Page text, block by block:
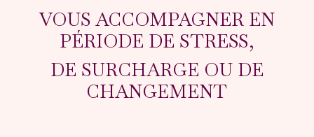
VOUS ACCOMPAGNER EN
PÉRIODE DE STRESS,
DE SURCHARGE OU DE
CHANGEMENT